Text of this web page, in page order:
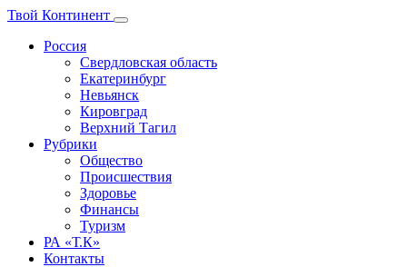
Твой Континент
Россия
Свердловская область
Екатеринбург
Невьянск
Кировград
Верхний Тагил
Рубрики
Общество
Происшествия
Здоровье
Финансы
Туризм
РА «Т.К»
Контакты